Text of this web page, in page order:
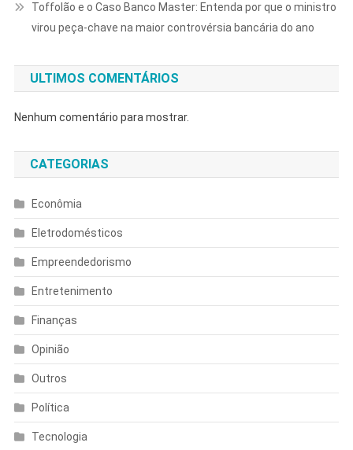
Toffolão e o Caso Banco Master: Entenda por que o ministro
virou peça-chave na maior controvérsia bancária do ano
ULTIMOS COMENTÁRIOS
Nenhum comentário para mostrar.
CATEGORIAS
Econômia
Eletrodomésticos
Empreendedorismo
Entretenimento
Finanças
Opinião
Outros
Política
Tecnologia